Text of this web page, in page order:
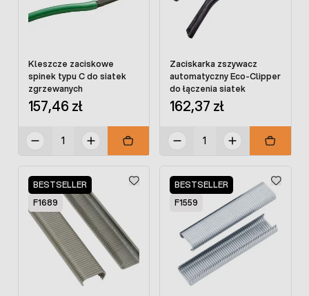
Kleszcze zaciskowe
spinek typu C do siatek
zgrzewanych
157,46 zł
Zaciskarka zszywacz
automatyczny Eco-Clipper
do łączenia siatek
162,37 zł
BESTSELLER
F1689
BESTSELLER
F1559